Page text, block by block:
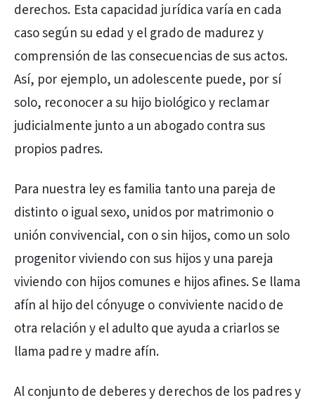
derechos. Esta capacidad jurídica varía en cada
caso según su edad y el grado de madurez y
comprensión de las consecuencias de sus actos.
Así, por ejemplo, un adolescente puede, por sí
solo, reconocer a su hijo biológico y reclamar
judicialmente junto a un abogado contra sus
propios padres.
Para nuestra ley es familia tanto una pareja de
distinto o igual sexo, unidos por matrimonio o
unión convivencial, con o sin hijos, como un solo
progenitor viviendo con sus hijos y una pareja
viviendo con hijos comunes e hijos afines. Se llama
afín al hijo del cónyuge o conviviente nacido de
otra relación y el adulto que ayuda a criarlos se
llama padre y madre afín.
Al conjunto de deberes y derechos de los padres y